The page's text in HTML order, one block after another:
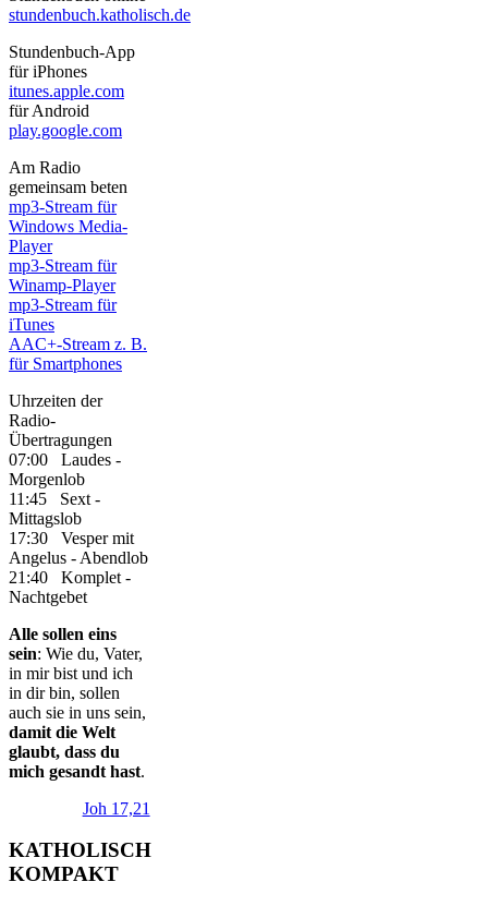
stundenbuch.katholisch.de
Stundenbuch-App
für iPhones
itunes.apple.com
für Android
play.google.com
Am Radio
gemeinsam beten
mp3-Stream für
Windows Media-
Player
mp3-Stream für
Winamp-Player
mp3-Stream für
iTunes
AAC+-Stream z. B.
für Smartphones
Uhrzeiten der
Radio-
Übertragungen
07:00 Laudes -
Morgenlob
11:45 Sext -
Mittagslob
17:30 Vesper mit
Angelus - Abendlob
21:40 Komplet -
Nachtgebet
Alle sollen eins
sein: Wie du, Vater,
in mir bist und ich
in dir bin, sollen
auch sie in uns sein,
damit die Welt
glaubt, dass du
mich gesandt hast.
Joh 17,21
KATHOLISCH
KOMPAKT